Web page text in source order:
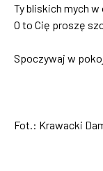
Ty bliskich mych w
O to Cię proszę
Spoczywaj w
Fot.: Krawacki